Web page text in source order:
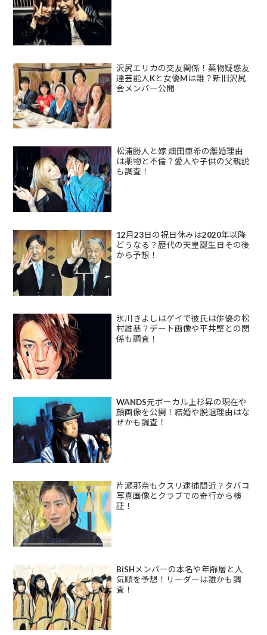
沢尻エリカの交友関係！薬物疑惑友
達芸能人Kと女優Mは誰？新旧沢尻
会メンバー公開
松浦勝人と嫁 畑田亜希の離婚理由
は薬物と不倫？愛人や子供の父親説
も調査！
12月23日の祝日休みは2020年以降
どうなる？歴代の天皇誕生日その後
から予想！
氷川きよしはゲイで彼氏は俳優の松
村雄基？デート画像や平井堅との関
係も調査！
WANDS元ボーカル上杉昇の現在や
顔画像を公開！結婚や脱退理由はな
ぜかも調査！
片瀬那奈もクスリ逮捕間近？タバコ
写真画像とクラブでの奇行から検
証！
BiSHメンバーの本名や年齢層と人
気順を予想！リーダーは誰かも調
査！